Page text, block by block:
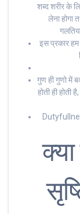
शब्द शरीर के
लेना होगा
इस प्रकार
गुण ही गुणो में
होती ही